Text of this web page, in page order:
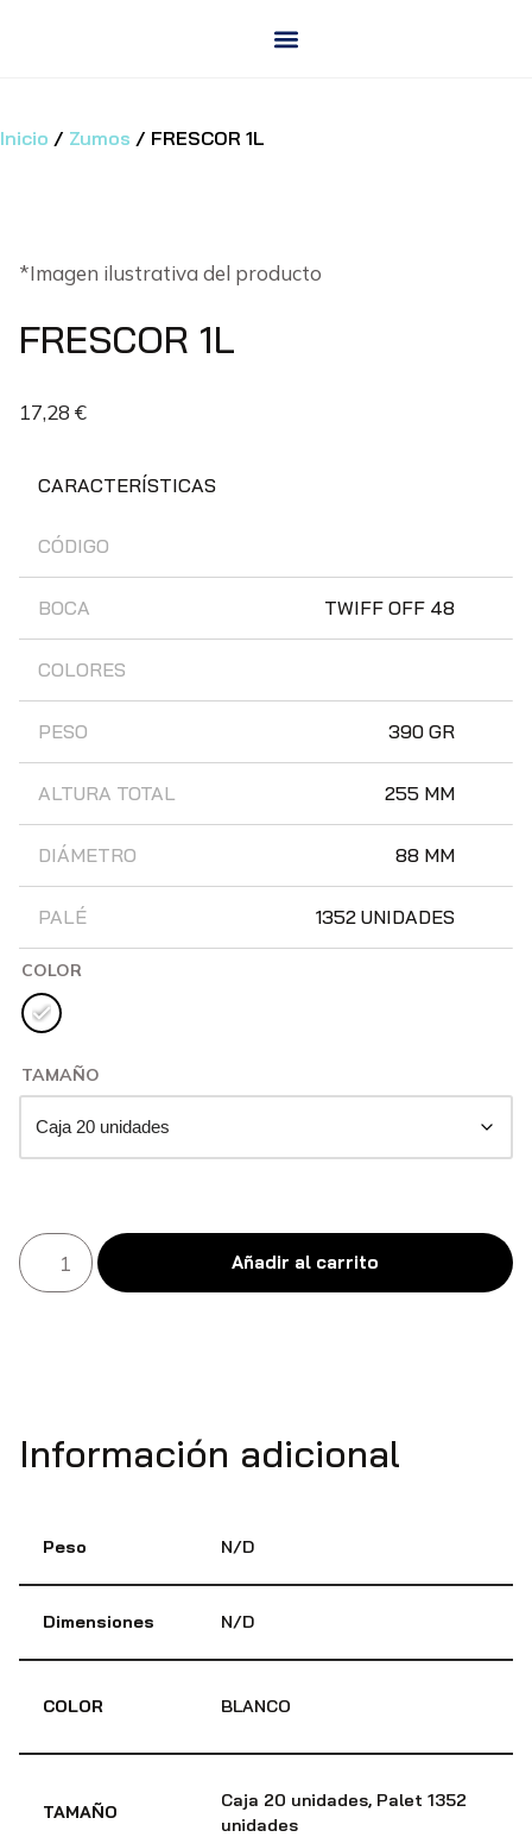
Inicio / Zumos / FRESCOR 1L
*Imagen ilustrativa del producto
FRESCOR 1L
17,28 €
CARACTERÍSTICAS
CÓDIGO
BOCA TWIFF OFF 48
COLORES
PESO 390 GR
ALTURA TOTAL 255 MM
DIÁMETRO 88 MM
PALÉ 1352 UNIDADES
COLOR
TAMAÑO
Añadir al carrito
Información adicional
Peso N/D
Dimensiones N/D
COLOR BLANCO
TAMAÑO
Caja 20 unidades, Palet 1352
unidades